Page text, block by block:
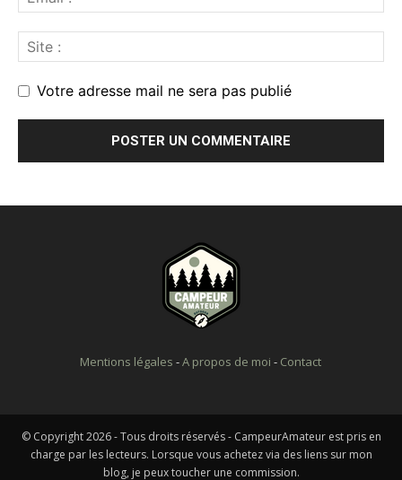
Votre adresse mail ne sera pas publié
Mentions légales -A propos de moi - Contact
© Copyright 2026 - Tous droits réservés - CampeurAmateur est pris en
charge par les lecteurs. Lorsque vous achetez via des liens sur mon
blog, je peux toucher une commission.